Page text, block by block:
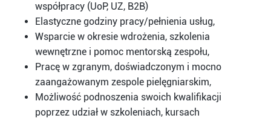
współpracy (UoP, UZ, B2B)
Elastyczne godziny pracy/pełnienia usług,
Wsparcie w okresie wdrożenia, szkolenia
wewnętrzne i pomoc mentorską zespołu,
Pracę w zgranym, doświadczonym i mocno
zaangażowanym zespole pielęgniarskim,
Możliwość podnoszenia swoich kwalifikacji
poprzez udział w szkoleniach, kursach